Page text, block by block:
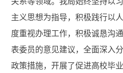
主义思想为指导，积极践行以
度重视办理工作，积极诚恳沟
表委员的意见建议，全面深入
政策措施，开展了促进高校毕业